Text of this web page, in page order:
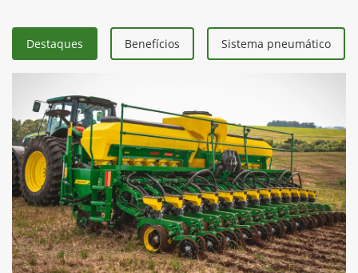
Destaques Benefícios Sistema pneumático